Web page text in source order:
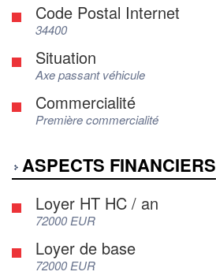
Code Postal Internet
34400
Situation
Axe passant véhicule
Commercialité
Première commercialité
ASPECTS FINANCIERS
Loyer HT HC / an
72000 EUR
Loyer de base
72000 EUR